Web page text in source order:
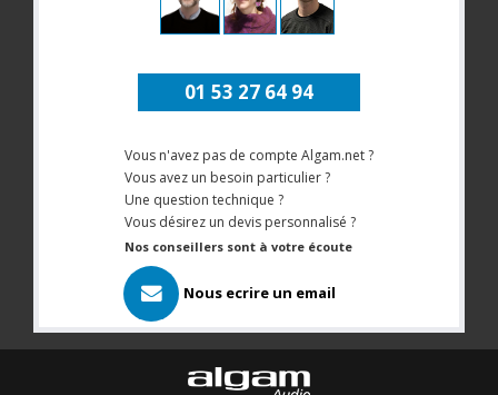
01 53 27 64 94
Vous n'avez pas de compte Algam.net ?
Vous avez un besoin particulier ?
Une question technique ?
Vous désirez un devis personnalisé ?
Nos conseillers sont à votre écoute
Nous ecrire un email